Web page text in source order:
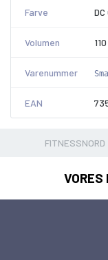
Farve
Volumen
Varenummer
EAN
VORES